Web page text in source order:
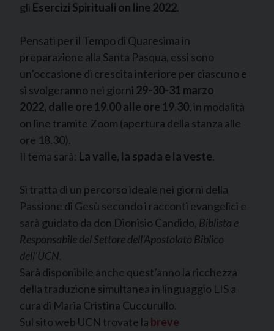
gli Esercizi Spirituali on line 2022.
Pensati per il Tempo di Quaresima in
preparazione alla Santa Pasqua, essi sono
un’occasione di crescita interiore per ciascuno e
si svolgeranno nei giorni 29-30-31 marzo
2022, dalle ore 19.00 alle ore 19.30, in modalità
on line tramite Zoom (apertura della stanza alle
ore 18.30).
Il tema sarà: La valle, la spada e la veste.
Si tratta di un percorso ideale nei giorni della
Passione di Gesù secondo i racconti evangelici e
sarà guidato da don Dionisio Candido, Biblista e
Responsabile del Settore dell’Apostolato Biblico
dell’UCN.
Sarà disponibile anche quest’anno la ricchezza
della traduzione simultanea in linguaggio LIS a
cura di Maria Cristina Cuccurullo.
Sul sito web UCN trovate la breve